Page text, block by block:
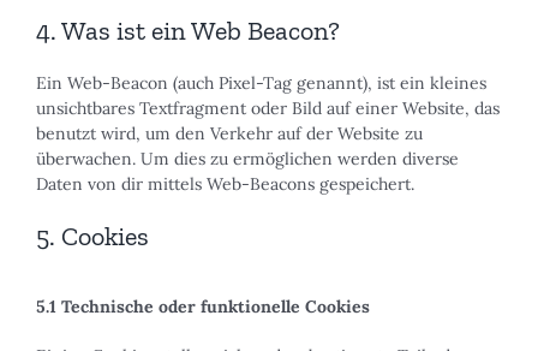
4. Was ist ein Web Beacon?
Ein Web-Beacon (auch Pixel-Tag genannt), ist ein kleines
unsichtbares Textfragment oder Bild auf einer Website, das
benutzt wird, um den Verkehr auf der Website zu
überwachen. Um dies zu ermöglichen werden diverse
Daten von dir mittels Web-Beacons gespeichert.
5. Cookies
5.1 Technische oder funktionelle Cookies